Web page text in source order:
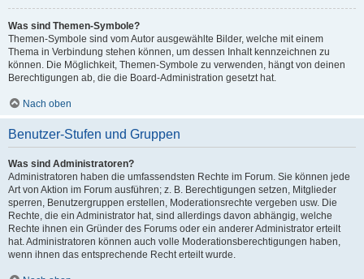
Was sind Themen-Symbole?
Themen-Symbole sind vom Autor ausgewählte Bilder, welche mit einem
Thema in Verbindung stehen können, um dessen Inhalt kennzeichnen zu
können. Die Möglichkeit, Themen-Symbole zu verwenden, hängt von deinen
Berechtigungen ab, die die Board-Administration gesetzt hat.
Nach oben
Benutzer-Stufen und Gruppen
Was sind Administratoren?
Administratoren haben die umfassendsten Rechte im Forum. Sie können jede
Art von Aktion im Forum ausführen; z. B. Berechtigungen setzen, Mitglieder
sperren, Benutzergruppen erstellen, Moderationsrechte vergeben usw. Die
Rechte, die ein Administrator hat, sind allerdings davon abhängig, welche
Rechte ihnen ein Gründer des Forums oder ein anderer Administrator erteilt
hat. Administratoren können auch volle Moderationsberechtigungen haben,
wenn ihnen das entsprechende Recht erteilt wurde.